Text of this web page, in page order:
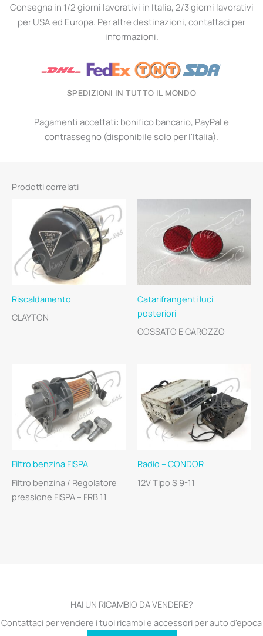
Consegna in 1/2 giorni lavorativi in Italia, 2/3 giorni lavorativi
per USA ed Europa. Per altre destinazioni, contattaci per
informazioni.
SPEDIZIONI IN TUTTO IL MONDO
Pagamenti accettati: bonifico bancario, PayPal e
contrassegno (disponibile solo per l'Italia).
Prodotti correlati
Riscaldamento
CLAYTON
Catarifrangenti luci
posteriori
COSSATO E CAROZZO
Filtro benzina FISPA
Filtro benzina / Regolatore
pressione FISPA – FRB 11
Radio – CONDOR
12V Tipo S 9-11
HAI UN RICAMBIO DA VENDERE?
Contattaci per vendere i tuoi ricambi e accessori per auto d'epoca